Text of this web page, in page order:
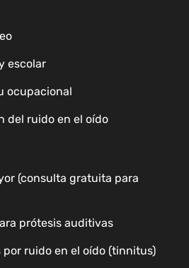
escolar
ocupacional
del ruido en el oído
(consulta gratuita para
prótesis auditivas
por ruido en el oído (tinnitus)